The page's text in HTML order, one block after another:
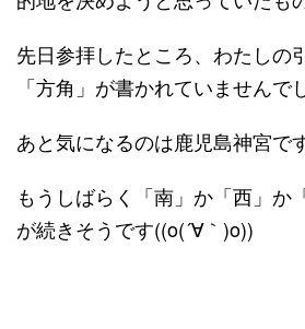
先日参拝したところ、わたしの
「方角」が書かれていませんで
あと気になるのは鹿児島神宮です
もうしばらく「南」か「西」か
が続きそうです((o(´∀｀)o))